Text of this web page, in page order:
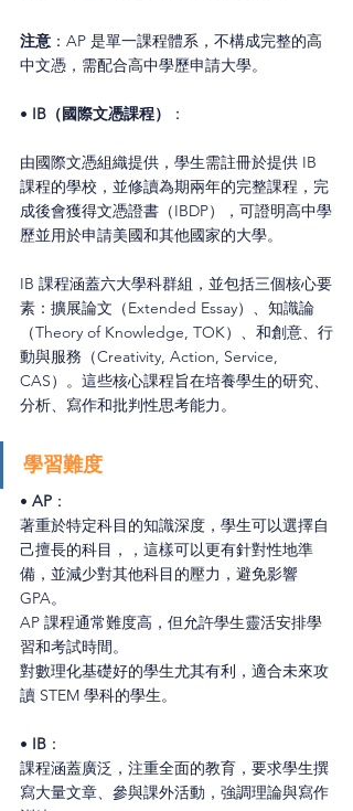
注意 ：AP 是單一課程體系，不構成完整的高
中文憑，需配合高中學歷申請大學。
• IB（國際文憑課程） ：
由國際文憑組織提供，學生需註冊於提供 IB
課程的學校，並修讀為期兩年的完整課程，完
成後會獲得文憑證書（IBDP），可證明高中學
歷並用於申請美國和其他國家的大學。
IB 課程涵蓋六大學科群組，並包括三個核心要
素：擴展論文（Extended Essay）、知識論
（Theory of Knowledge, TOK）、和創意、行
動與服務（Creativity, Action, Service,
CAS）。這些核心課程旨在培養學生的研究、
分析、寫作和批判性思考能力。
學習難度
• AP ：
著重於特定科目的知識深度， 學生可以選擇自
己擅長的科目，
，這樣可以更有針對性地準
備，並減少對其他科目的壓力， 避免影響
GPA。
AP 課程通常難度高，但允許學生靈活安排學
習和考試時間。
對數理化基礎好的學生尤其有利，適合未來攻
讀 STEM 學科的學生。
• IB ：
課程涵蓋廣泛，注重全面的教育，要求學生撰
寫大量文章、參與課外活動，強調理論與寫作